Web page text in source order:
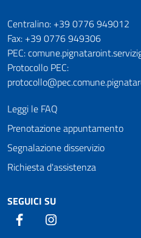
Numeri utili
Centralino: +39 0776 949012
Fax: +39 0776 949306
PEC:
Protocollo PEC:
Leggi le FAQ
Prenotazione appuntamento
Segnalazione disservizio
Richiesta d'assistenza
SEGUICI SU
Facebook